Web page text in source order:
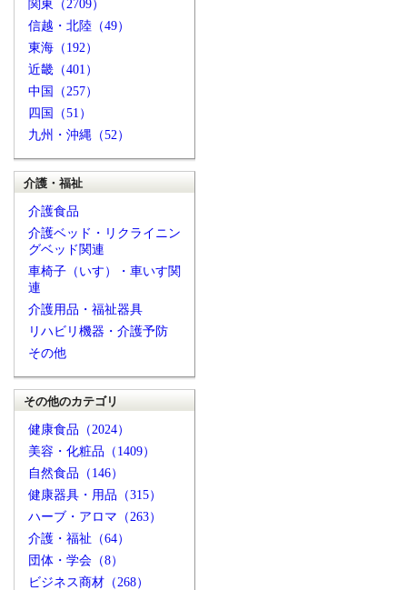
関東（2709）
信越・北陸（49）
東海（192）
近畿（401）
中国（257）
四国（51）
九州・沖縄（52）
介護・福祉
介護食品
介護ベッド・リクライニン
グベッド関連
車椅子（いす）・車いす関
連
介護用品・福祉器具
リハビリ機器・介護予防
その他
その他のカテゴリ
健康食品（2024）
美容・化粧品（1409）
自然食品（146）
健康器具・用品（315）
ハーブ・アロマ（263）
介護・福祉（64）
団体・学会（8）
ビジネス商材（268）